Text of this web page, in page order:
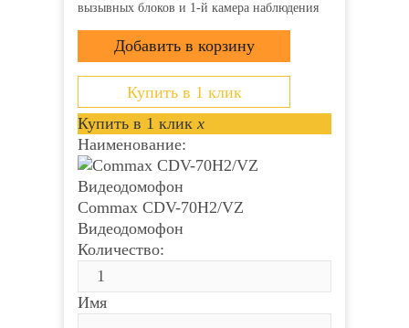
вызывных блоков и 1-й камера наблюдения
Купить в 1 клик
Купить в 1 клик x
Наименование:
Commax CDV-70H2/VZ
Видеодомофон
Количество:
Имя